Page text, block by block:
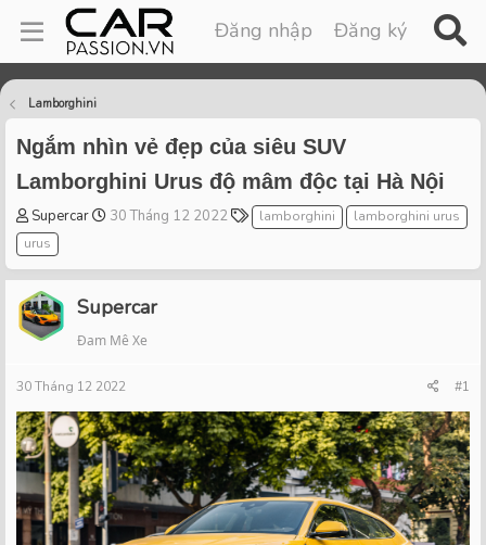
Đăng nhập Đăng ký
Lamborghini
Ngắm nhìn vẻ đẹp của siêu SUV
Lamborghini Urus độ mâm độc tại Hà Nội
T
h
r
e
a
d
s
a
r
t
e
r
Supercar
S
r
t
a
e
30 Tháng 12 2022
T
a
s
lamborghini
lamborghini urus
urus
Supercar
Đam Mê Xe
30 Tháng 12 2022 #1